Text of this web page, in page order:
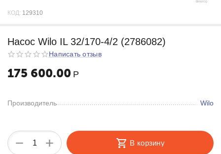
КОД: 129310
Насос Wilo IL 32/170-4/2 (2786082)
Написать отзыв
175 600.00 Р
Производитель Wilo
+
− В корзину